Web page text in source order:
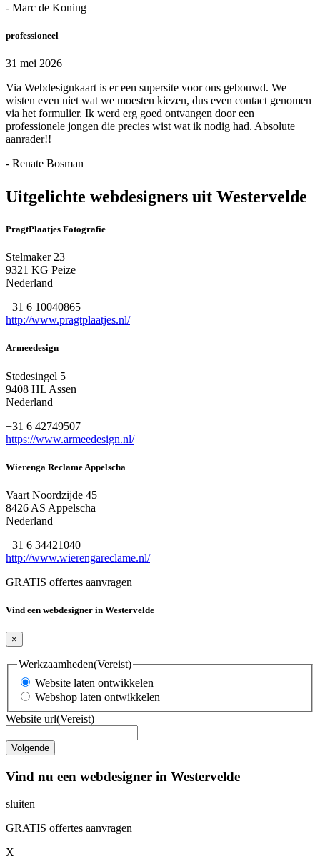
- Marc de Koning
professioneel
31 mei 2026
Via Webdesignkaart is er een supersite voor ons gebouwd. We
wisten even niet wat we moesten kiezen, dus even contact genomen
via het formulier. Ik werd erg goed ontvangen door een
professionele jongen die precies wist wat ik nodig had. Absolute
aanrader!!
- Renate Bosman
Uitgelichte webdesigners uit Westervelde
PragtPlaatjes Fotografie
Stelmaker 23
9321 KG Peize
Nederland
+31 6 10040865
http://www.pragtplaatjes.nl/
Armeedesign
Stedesingel 5
9408 HL Assen
Nederland
+31 6 42749507
https://www.armeedesign.nl/
Wierenga Reclame Appelscha
Vaart Noordzijde 45
8426 AS Appelscha
Nederland
+31 6 34421040
http://www.wierengareclame.nl/
GRATIS offertes aanvragen
Vind een webdesigner in Westervelde
×
Werkzaamheden(Vereist)
Website laten ontwikkelen
Webshop laten ontwikkelen
Website url(Vereist)
Vind nu een webdesigner in Westervelde
sluiten
GRATIS offertes aanvragen
X